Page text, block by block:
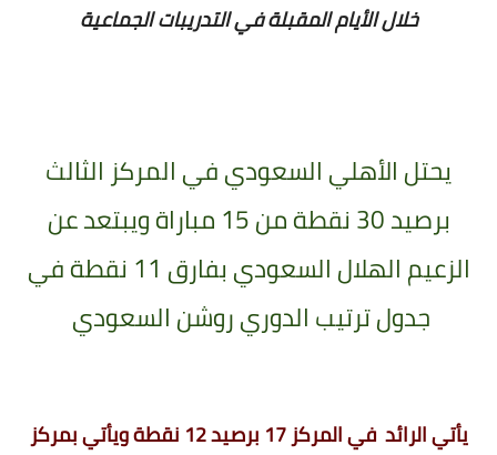
خلال الأيام المقبلة في التدريبات الجماعية
يحتل الأهلي السعودي في المركز الثالث
برصيد 30 نقطة من 15 مباراة ويبتعد عن
الزعيم الهلال السعودي بفارق 11 نقطة في
جدول ترتيب الدوري روشن السعودي
يأتي الرائد في المركز 17 برصيد 12 نقطة ويأتي بمركز